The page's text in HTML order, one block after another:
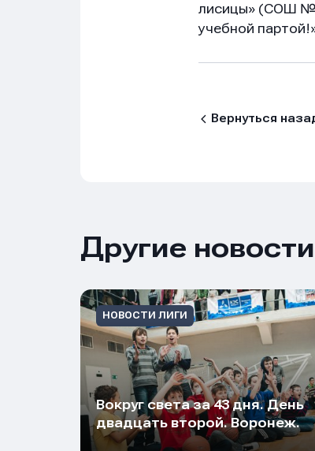
лисицы» (СОШ №7
учебной
Вернуться
Другие новости
НОВОСТИ ЛИГИ
Вокруг света за 43 дня. День
двадцать второй. Воронеж.